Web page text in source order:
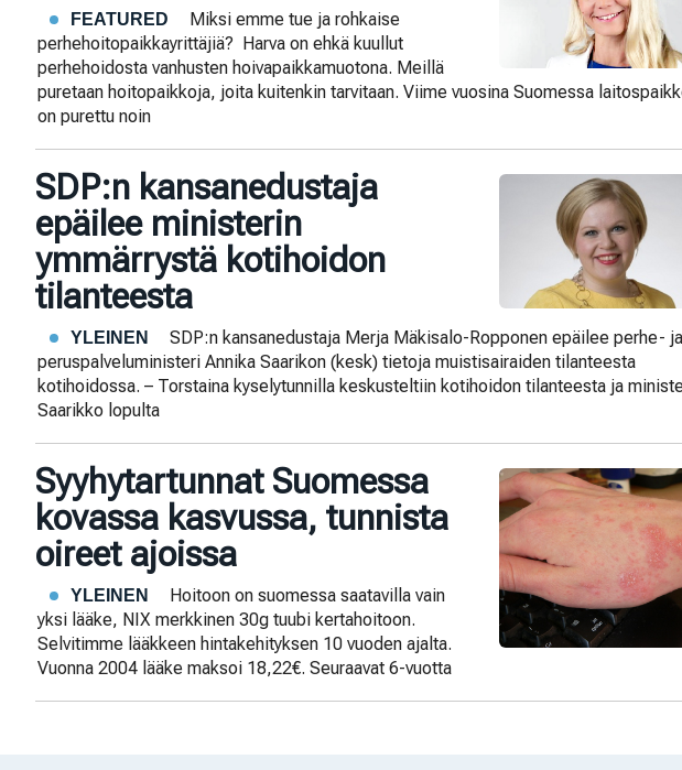
FEATURED
Miksi emme tue ja rohkaise
perhehoitopaikkayrittäjiä? Harva on ehkä kuullut
perhehoidosta vanhusten hoivapaikkamuotona. Meillä
puretaan hoitopaikkoja, joita kuitenkin tarvitaan. Viime vuosina Suomessa
on purettu noin
SDP:n kansanedustaja
epäilee ministerin
ymmärrystä kotihoidon
tilanteesta
YLEINEN
SDP:n kansanedustaja Merja Mäkisalo-Ropponen epäilee perhe- ja
peruspalveluministeri Annika Saarikon (kesk) tietoja muistisairaiden tilanteesta
kotihoidossa. – Torstaina kyselytunnilla keskusteltiin kotihoidon tilanteesta ja
Saarikko lopulta
Syyhytartunnat Suomessa
kovassa kasvussa, tunnista
oireet ajoissa
YLEINEN
Hoitoon on suomessa saatavilla vain
yksi lääke, NIX merkkinen 30g tuubi kertahoitoon.
Selvitimme lääkkeen hintakehityksen 10 vuoden ajalta.
Vuonna 2004 lääke maksoi 18,22€. Seuraavat 6-vuotta